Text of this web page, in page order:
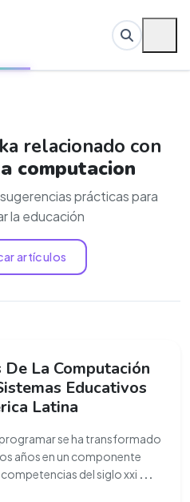
relacionado con
computacion
prácticas para
la educación
artículos
De La Computación
Educativos
Latina
se ha transformado
años en un componente
competencias del siglo xxi ...